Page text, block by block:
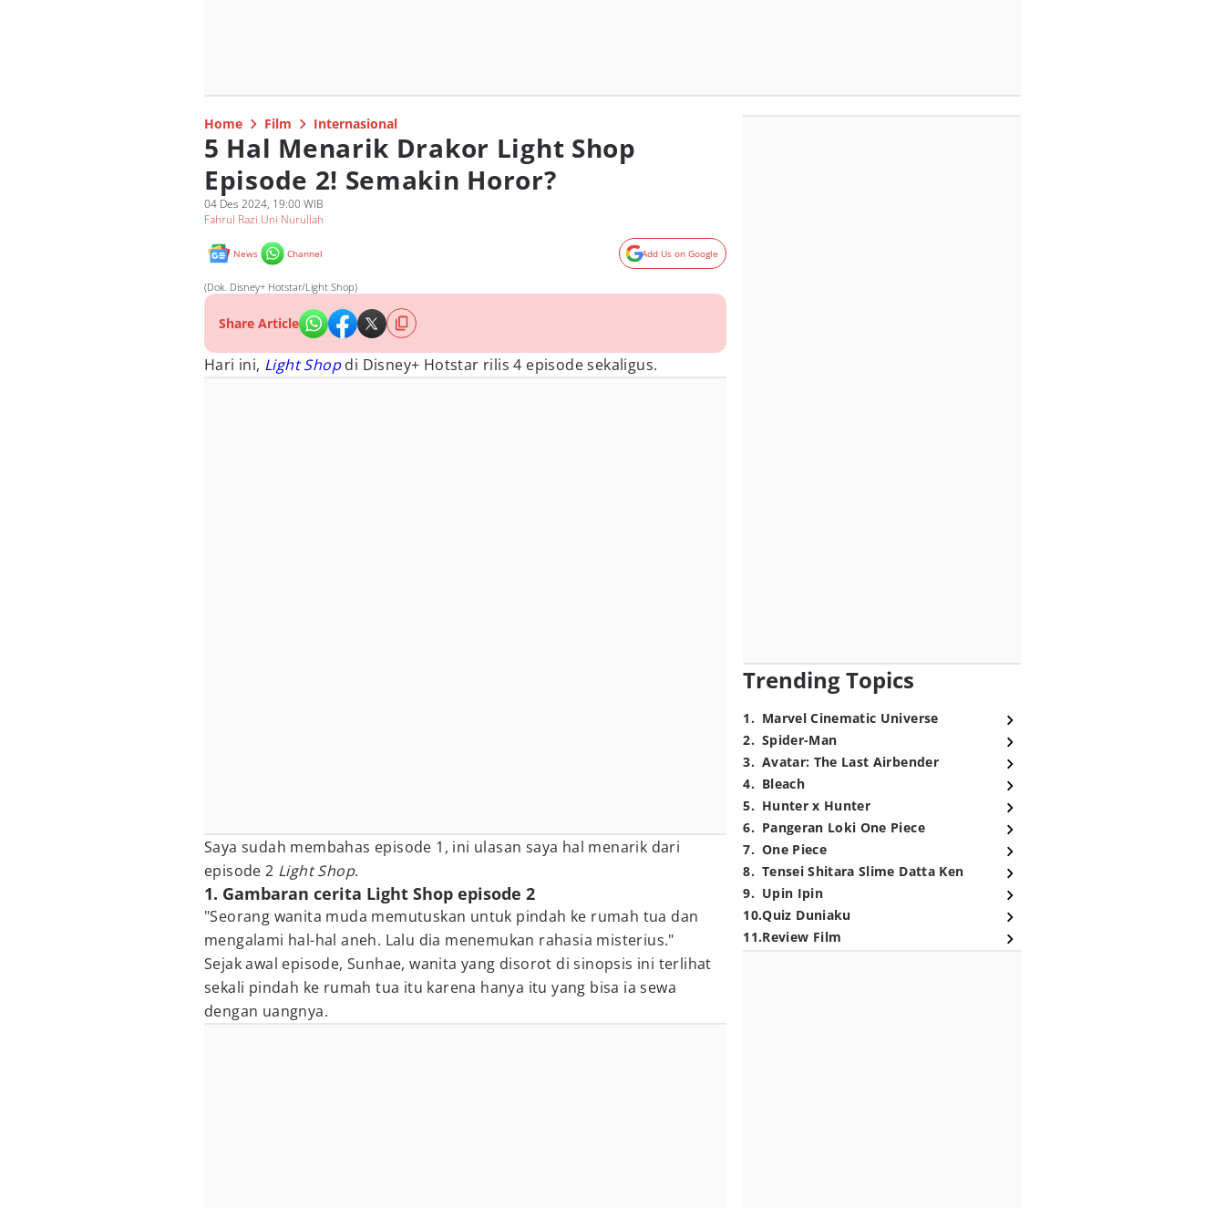
Home Film Internasional
5 Hal Menarik Drakor Light Shop
Episode 2! Semakin Horor?
04 Des 2024, 19:00 WIB
Fahrul Razi Uni Nurullah
News Channel Add Us on Google
(Dok. Disney+ Hotstar/Light Shop)
Share Article
Hari ini, Light Shop di Disney+ Hotstar rilis 4 episode sekaligus.
Saya sudah membahas episode 1, ini ulasan saya hal menarik dari
episode 2 Light Shop.
1. Gambaran cerita Light Shop episode 2
"Seorang wanita muda memutuskan untuk pindah ke rumah tua dan
mengalami hal-hal aneh. Lalu dia menemukan rahasia misterius."
Sejak awal episode, Sunhae, wanita yang disorot di sinopsis ini terlihat
sekali pindah ke rumah tua itu karena hanya itu yang bisa ia sewa
dengan uangnya.
Trending Topics
1. Marvel Cinematic Universe
2. Spider-Man
3. Avatar: The Last Airbender
4. Bleach
5. Hunter x Hunter
6. Pangeran Loki One Piece
7. One Piece
8. Tensei Shitara Slime Datta Ken
9. Upin Ipin
10.Quiz Duniaku
11.Review Film